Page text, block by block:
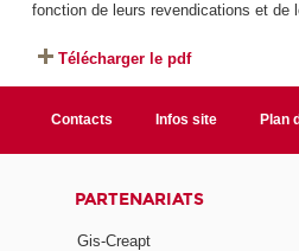
fonction de leurs revendications et de
Télécharger le pdf
Contacts Infos site Plan
PARTENARIATS
Gis-Creapt